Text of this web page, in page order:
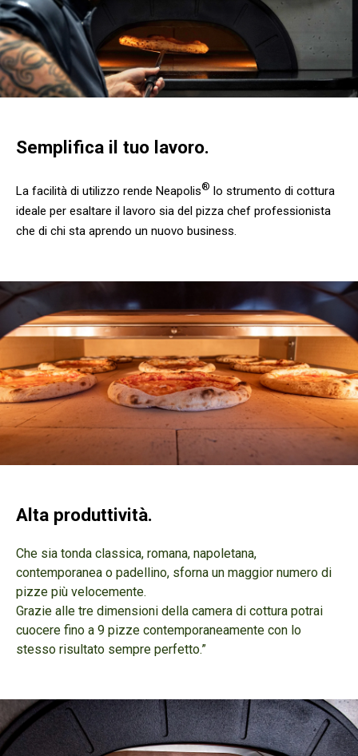
Semplifica il tuo lavoro.
La facilità di utilizzo rende Neapolis® lo strumento di cottura
ideale per esaltare il lavoro sia del pizza chef professionista
che di chi sta aprendo un nuovo business.
Alta produttività.
Che sia tonda classica, romana, napoletana,
contemporanea o padellino, sforna un maggior numero di
pizze più velocemente.
Grazie alle tre dimensioni della camera di cottura potrai
cuocere fino a 9 pizze contemporaneamente con lo
stesso risultato sempre perfetto.”